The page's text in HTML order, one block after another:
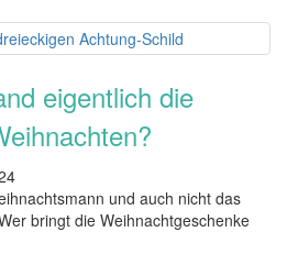
eigentlich die
und auch nicht das
bringt die Weihnachtgeschenke